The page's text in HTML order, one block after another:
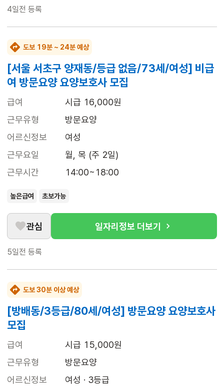
4일전 등록
도보 19분 ~ 24분 예상
[서울 서초구 양재동/등급 없음/73세/여성] 비급
여 방문요양 요양보호사 모집
급여
시급 16,000원
근무유형
방문요양
어르신정보
여성
근무요일
월, 목 (주 2일)
근무시간
14:00~18:00
높은급여 초보가능
관심 일자리정보 더보기
5일전 등록
도보 30분 이상 예상
[방배동/3등급/80세/여성] 방문요양 요양보호사
모집
급여
시급 15,000원
근무유형
방문요양
어르신정보
여성 · 3등급